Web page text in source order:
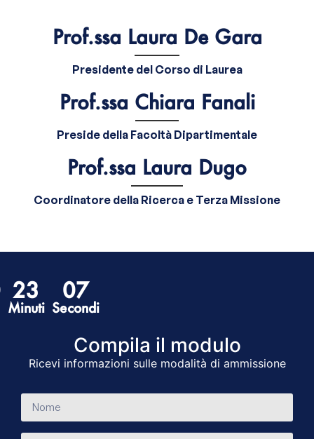
Prof.ssa Laura De Gara
Presidente del Corso di Laurea
Prof.ssa Chiara Fanali
Preside della Facoltà Dipartimentale
Prof.ssa Laura Dugo
Coordinatore della Ricerca e Terza Missione
23
Minuti
06
Secondi
Compila il modulo​
Ricevi informazioni sulle modalità di ammissione